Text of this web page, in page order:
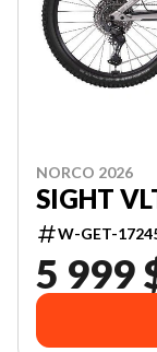
NORCO 2026
SIGHT
W-GET-
5 999